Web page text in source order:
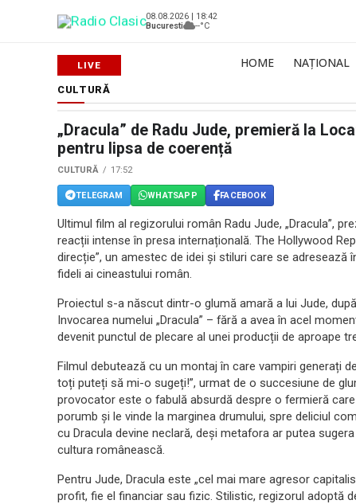
08.08.2026 | 18:42
Bucuresti
--°C
HOME NAȚIONAL
CULTURĂ
„Dracula” de Radu Jude, premieră la
pentru lipsa de coerență
CULTURĂ 17:52
TELEGRAM WHATSAPP FACEBOOK
Ultimul film al regizorului român Radu Jude, „Dracula”,
reacții intense în presa internațională. The Hollywood
direcție”, un amestec de idei și stiluri care se
fideli ai cineastului român.
Proiectul s-a născut dintr-o glumă amară a lui Jude,
Invocarea numelui „Dracula” – fără a avea în acel
devenit punctul de plecare al unei producții de aproape
Filmul debutează cu un montaj în care vampiri generați
toți puteți să mi-o sugeți!”, urmat de o succesiune de
provocator este o fabulă absurdă despre o fermieră
porumb și le vinde la marginea drumului, spre deliciul
cu Dracula devine neclară, deși metafora ar putea
cultura românească.
Pentru Jude, Dracula este „cel mai mare agresor
profit, fie el financiar sau fizic. Stilistic, regizorul adoptă